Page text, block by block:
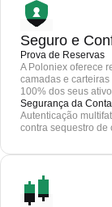
Seguro e
Prova de Reservas
A Poloniex oferece
camadas e
100% dos seus
Segurança da Conta
Autenticação
contra sequestro de